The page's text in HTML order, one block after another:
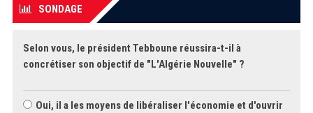
SONDAGE
Selon vous, le président Tebboune réussira-t-il à
concrétiser son objectif de "L'Algérie Nouvelle" ?
Oui, il a les moyens de libéraliser l'économie et d'ouvrir